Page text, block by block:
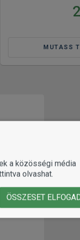
MUTASS
a közösségi média
olvashat.
ÖSSZESET